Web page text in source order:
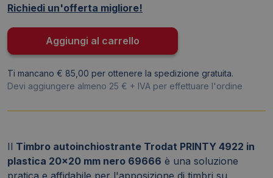
20x20
Nero
69666
quantità
Richiedi un'offerta migliore!
Aggiungi al carrello
Ti mancano € 85,00 per ottenere la spedizione gratuita.
Devi aggiungere almeno 25 € + IVA per effettuare l'ordine
Il Timbro autoinchiostrante Trodat PRINTY 4922 in
plastica 20x20 mm nero 69666 è una soluzione
pratica e affidabile per l'apposizione di timbri su